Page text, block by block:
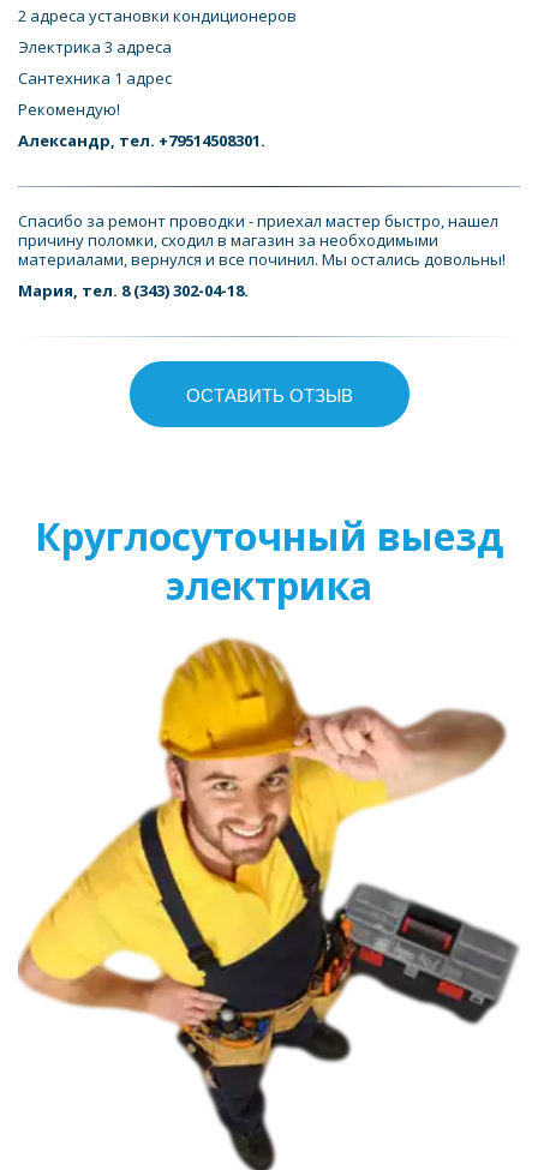
2 адреса установки кондиционеров
Электрика 3 адреса
Сантехника 1 адрес
Рекомендую!
Александр, тел. +79514508301.
Спасибо за ремонт проводки - приехал мастер быстро, нашел
причину поломки, сходил в магазин за необходимыми
материалами, вернулся и все починил. Мы остались довольны!
Мария, тел. 8 (343) 302-04-18.
ОСТАВИТЬ ОТЗЫВ
Круглосуточный выезд
электрика